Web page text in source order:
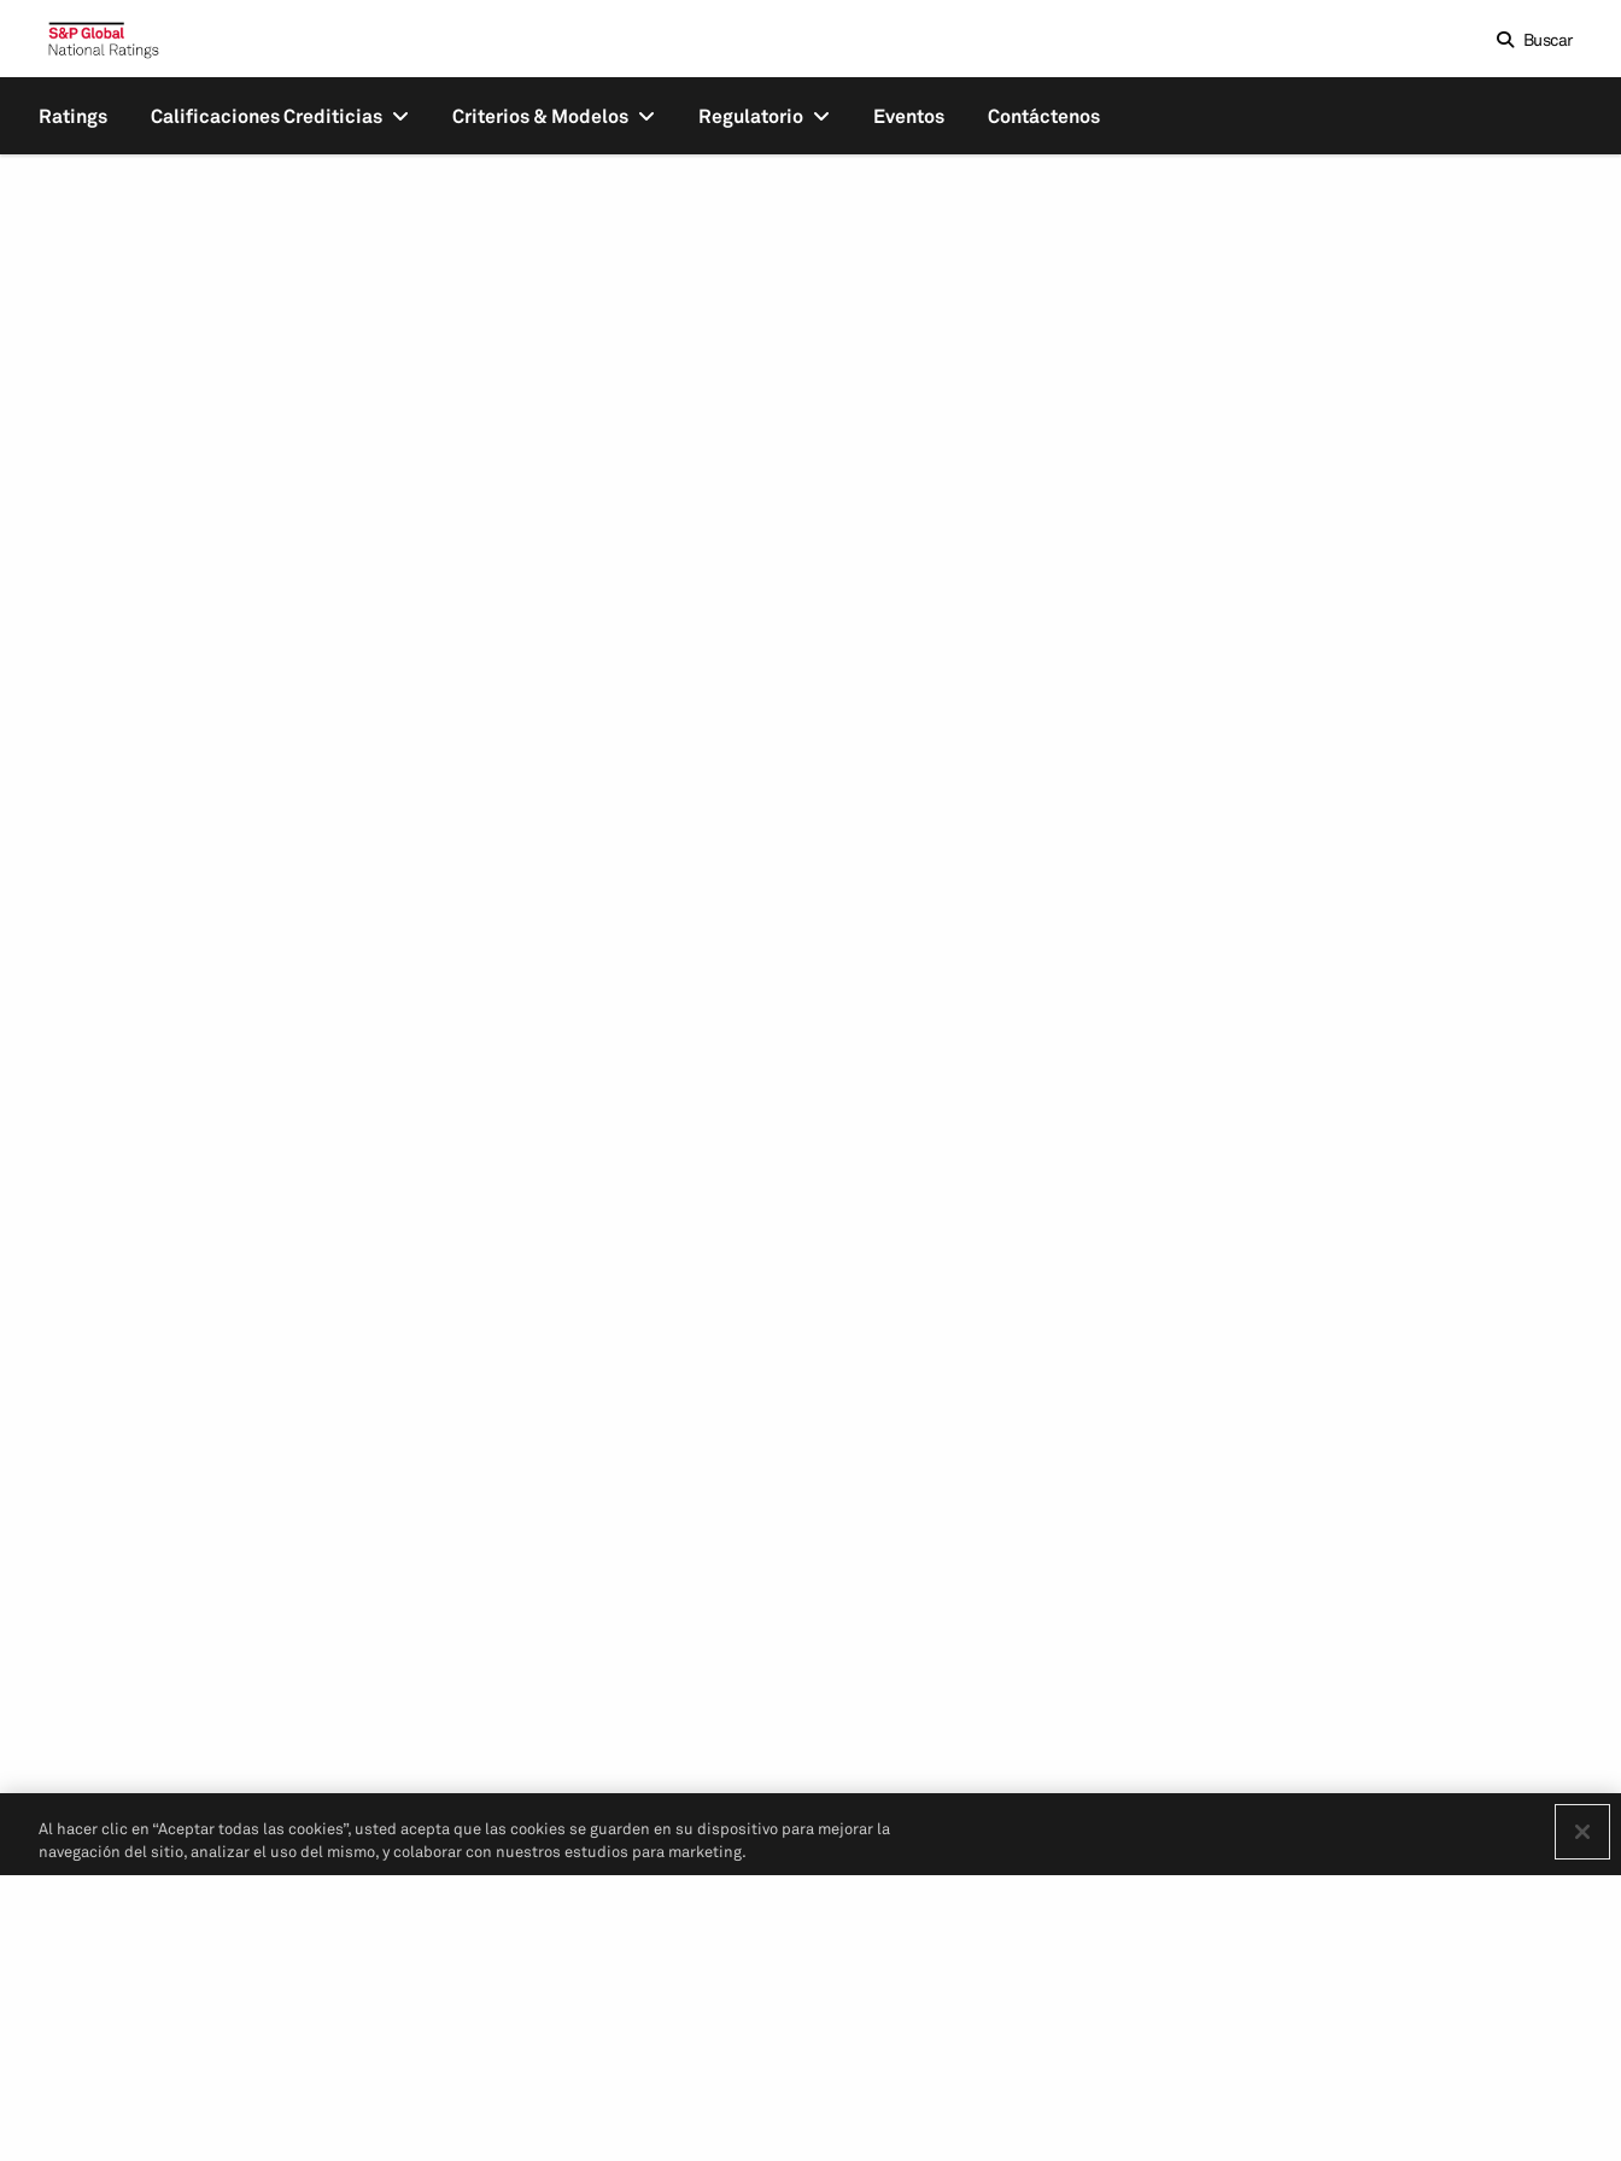
Buscar
Ratings Calificaciones Crediticias Criterios & Modelos Regulatorio Eventos Contáctenos
Al hacer clic en “Aceptar todas las cookies”, usted acepta que las cookies se guarden en su dispositivo para mejorar la
navegación del sitio, analizar el uso del mismo, y colaborar con nuestros estudios para marketing.